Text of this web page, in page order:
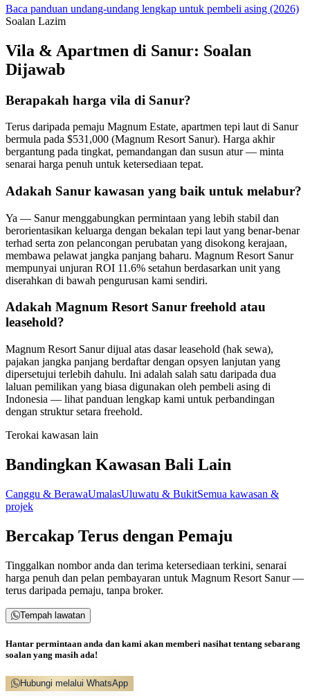
Baca panduan undang-undang lengkap untuk pembeli asing (2026)
Soalan Lazim
Vila & Apartmen di Sanur: Soalan
Dijawab
Berapakah harga vila di Sanur?
Terus daripada pemaju Magnum Estate, apartmen tepi laut di Sanur
bermula pada $531,000 (Magnum Resort Sanur). Harga akhir
bergantung pada tingkat, pemandangan dan susun atur — minta
senarai harga penuh untuk ketersediaan tepat.
Adakah Sanur kawasan yang baik untuk melabur?
Ya — Sanur menggabungkan permintaan yang lebih stabil dan
berorientasikan keluarga dengan bekalan tepi laut yang benar-benar
terhad serta zon pelancongan perubatan yang disokong kerajaan,
membawa pelawat jangka panjang baharu. Magnum Resort Sanur
mempunyai unjuran ROI 11.6% setahun berdasarkan unit yang
diserahkan di bawah pengurusan kami sendiri.
Adakah Magnum Resort Sanur freehold atau
leasehold?
Magnum Resort Sanur dijual atas dasar leasehold (hak sewa),
pajakan jangka panjang berdaftar dengan opsyen lanjutan yang
dipersetujui terlebih dahulu. Ini adalah salah satu daripada dua
laluan pemilikan yang biasa digunakan oleh pembeli asing di
Indonesia — lihat panduan lengkap kami untuk perbandingan
dengan struktur setara freehold.
Terokai kawasan lain
Bandingkan Kawasan Bali Lain
Canggu & BerawaUmalasUluwatu & BukitSemua kawasan &
projek
Bercakap Terus dengan Pemaju
Tinggalkan nombor anda dan terima ketersediaan terkini, senarai
harga penuh dan pelan pembayaran untuk Magnum Resort Sanur —
terus daripada pemaju, tanpa broker.
Tempah lawatan
Hantar permintaan anda dan kami akan memberi nasihat tentang sebarang
soalan yang masih ada!
Hubungi melalui WhatsApp